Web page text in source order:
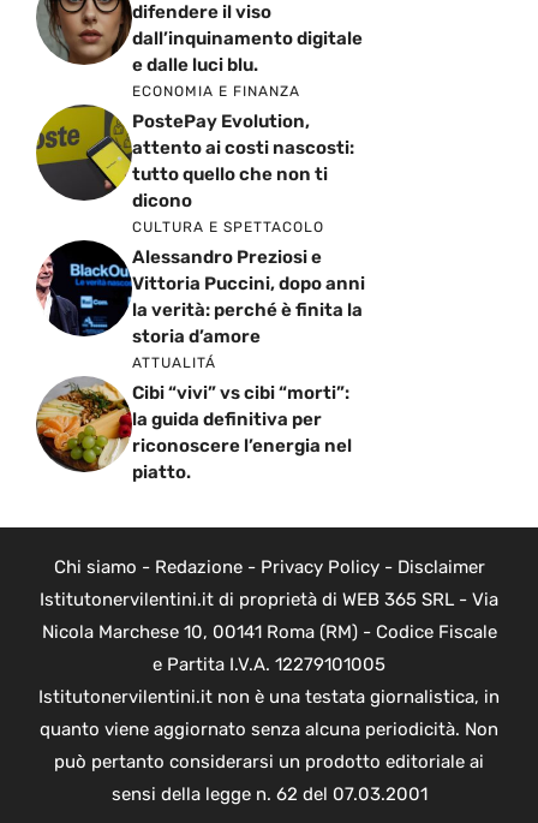
difendere il viso
dall’inquinamento digitale
e dalle luci blu.
ECONOMIA E FINANZA
PostePay Evolution,
attento ai costi nascosti:
tutto quello che non ti
dicono
CULTURA E SPETTACOLO
Alessandro Preziosi e
Vittoria Puccini, dopo anni
la verità: perché è finita la
storia d’amore
ATTUALITÁ
Cibi “vivi” vs cibi “morti”:
la guida definitiva per
riconoscere l’energia nel
piatto.
Chi siamo - Redazione- Privacy Policy- Disclaimer
Istitutonervilentini.it di proprietà di WEB 365 SRL - Via
Nicola Marchese 10, 00141 Roma (RM) - Codice Fiscale
e Partita I.V.A. 12279101005
Istitutonervilentini.it non è una testata giornalistica, in
quanto viene aggiornato senza alcuna periodicità. Non
può pertanto considerarsi un prodotto editoriale ai
sensi della legge n. 62 del 07.03.2001